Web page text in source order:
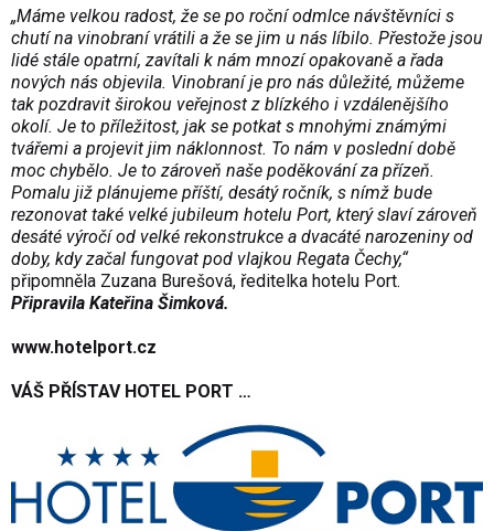
„Máme velkou radost, že se po roční odmlce návštěvníci s
chutí na vinobraní vrátili a že se jim u nás líbilo. Přestože jsou
lidé stále opatrní, zavítali k nám mnozí opakovaně a řada
nových nás objevila. Vinobraní je pro nás důležité, můžeme
tak pozdravit širokou veřejnost z blízkého i vzdálenějšího
okolí. Je to příležitost, jak se potkat s mnohými známými
tvářemi a projevit jim náklonnost. To nám v poslední době
moc chybělo. Je to zároveň naše poděkování za přízeň.
Pomalu již plánujeme příští, desátý ročník, s nímž bude
rezonovat také velké jubileum hotelu Port, který slaví zároveň
desáté výročí od velké rekonstrukce a dvacáté narozeniny od
doby, kdy začal fungovat pod vlajkou Regata Čechy,“
připomněla Zuzana Burešová, ředitelka hotelu Port.
Připravila Kateřina Šimková.
www.hotelport.cz
VÁŠ PŘÍSTAV HOTEL PORT …